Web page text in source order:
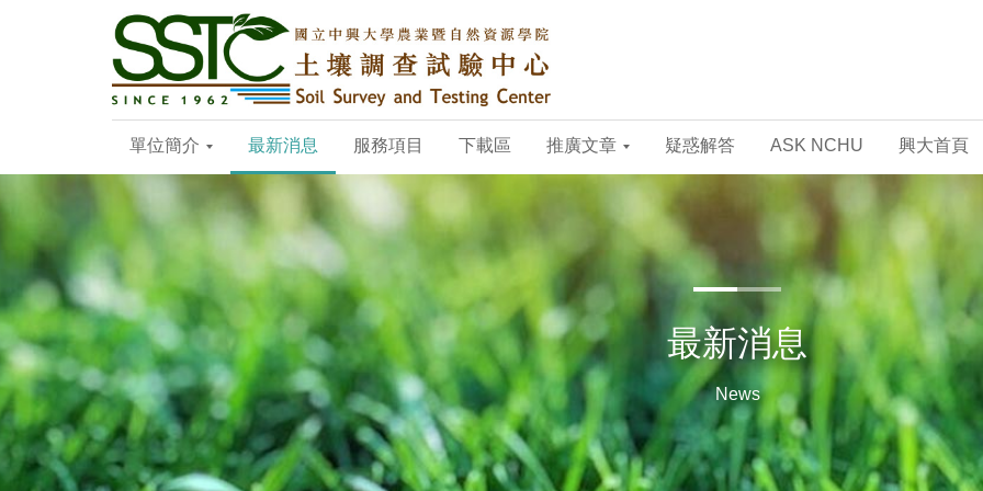
單位簡介 最新消息 服務項目 下載區 推廣文章 疑惑解答 ASK NCHU 興大首頁
最新消息
News